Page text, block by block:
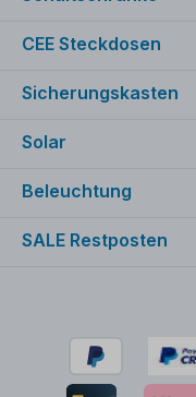
CEE Steckdosen
Sicherungskasten
Solar
Beleuchtung
SALE Restposten